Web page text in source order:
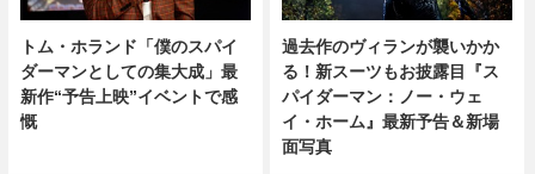
トム・ホランド「僕のスパイ
ダーマンとしての集大成」最
新作“予告上映”イベントで感
慨
過去作のヴィランが襲いかか
る！新スーツもお披露目『ス
パイダーマン：ノー・ウェ
イ・ホーム』最新予告＆新場
面写真